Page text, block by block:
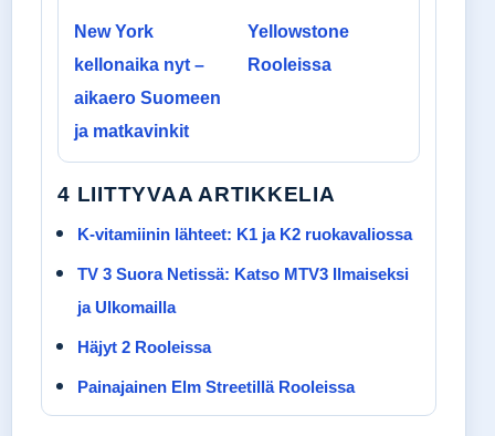
New York
kellonaika nyt –
aikaero Suomeen
ja matkavinkit
Yellowstone
Rooleissa
4 LIITTYVAA ARTIKKELIA
K-vitamiinin lähteet: K1 ja K2 ruokavaliossa
TV 3 Suora Netissä: Katso MTV3 Ilmaiseksi
ja Ulkomailla
Häjyt 2 Rooleissa
Painajainen Elm Streetillä Rooleissa